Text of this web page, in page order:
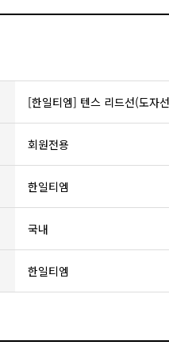
[한일티엠] 텐스 리드선(도자
회원전용
한일티엠
국내
한일티엠